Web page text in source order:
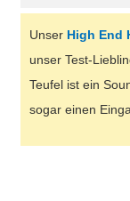
Unser High End
unser Test-
Teufel ist ein
sogar einen